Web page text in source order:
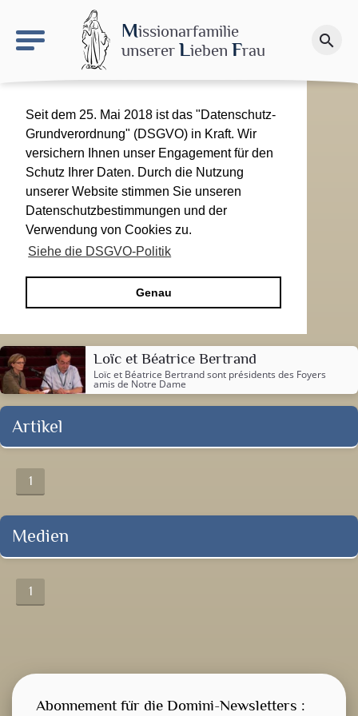
Missionarfamilie
unserer Lieben Frau search
Le site NDN
Spenden
Seit dem 25. Mai 2018 ist das "Datenschutz-
Grundverordnung" (DSGVO) in Kraft. Wir
versichern Ihnen unser Engagement für den
Schutz Ihrer Daten. Durch die Nutzung
unserer Website stimmen Sie unseren
Datenschutzbestimmungen und der
Verwendung von Cookies zu.
Siehe die DSGVO-Politik
Genau
Loïc et Béatrice Bertrand
Loïc et Béatrice Bertrand sont présidents des Foyers
amis de Notre Dame
Artikel
1
Medien
1
Abonnement für die Domini-Newsletters :